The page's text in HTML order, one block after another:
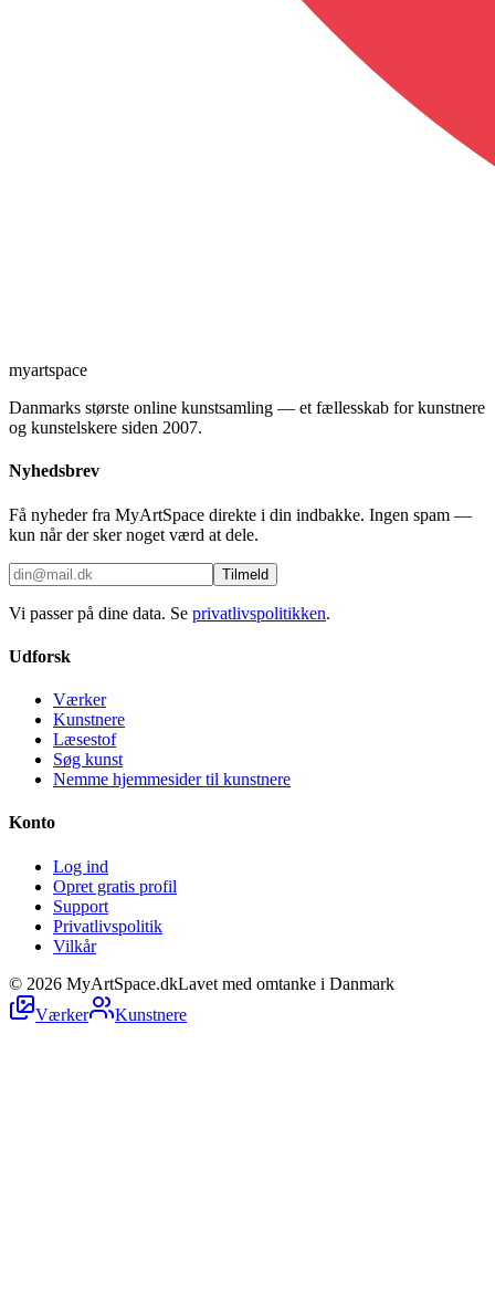
myartspace
Danmarks største online kunstsamling — et fællesskab for kunstnere
og kunstelskere siden 2007.
Nyhedsbrev
Få nyheder fra MyArtSpace direkte i din indbakke. Ingen spam —
kun når der sker noget værd at dele.
Tilmeld
Vi passer på dine data. Se privatlivspolitikken.
Udforsk
Værker
Kunstnere
Læsestof
Søg kunst
Nemme hjemmesider til kunstnere
Konto
Log ind
Opret gratis profil
Support
Privatlivspolitik
Vilkår
© 2026 MyArtSpace.dkLavet med omtanke i Danmark
Værker
Kunstnere